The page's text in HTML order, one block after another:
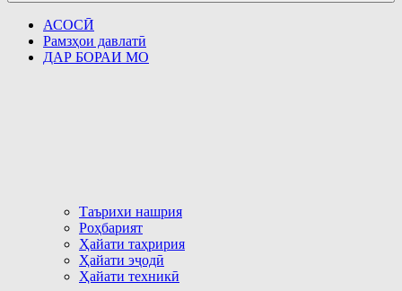
АСОСӢ
Рамзҳои давлатӣ
ДАР БОРАИ МО
Таърихи нашрия
Роҳбарият
Ҳайати таҳририя
Ҳайати эҷодӣ
Ҳайати техникӣ